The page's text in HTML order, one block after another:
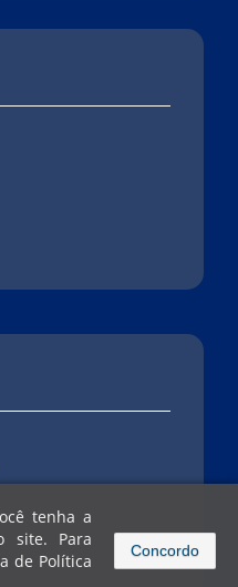
tenha a
site. Para
de Política
Concordo